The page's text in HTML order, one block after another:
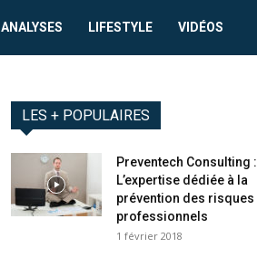
ANALYSES LIFESTYLE VIDÉOS
LES + POPULAIRES
Preventech Consulting :
L’expertise dédiée à la
prévention des risques
professionnels
1 février 2018